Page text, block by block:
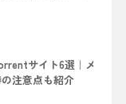
サイト6選｜メ
注意点も紹介